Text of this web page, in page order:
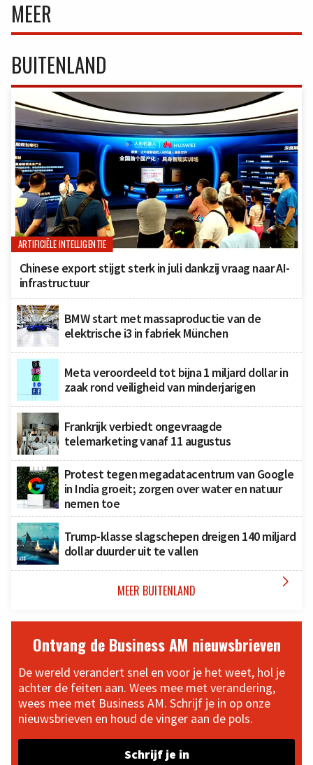
MEER
BUITENLAND
ARTIFICIËLE INTELLIGENTIE
Chinese export stijgt sterk in juli dankzij vraag naar AI-
infrastructuur
BMW start met massaproductie van de
elektrische i3 in fabriek München
Meta veroordeeld tot bijna 1 miljard dollar in
zaak rond veiligheid van minderjarigen
Frankrijk verbiedt ongevraagde
telemarketing vanaf 11 augustus
Protest tegen megadatacentrum van Google
in India groeit; zorgen over water en natuur
nemen toe
Trump-klasse slagschepen dreigen 140 miljard
dollar duurder uit te vallen
MEER BUITENLAND 
Ontvang de Business AM nieuwsbrieven
De wereld verandert snel en voor je het weet, hol je
achter de feiten aan. Wees mee met verandering,
wees mee met Business AM. Schrijf je in op onze
nieuwsbrieven en houd de vinger aan de pols.
Schrijf je in